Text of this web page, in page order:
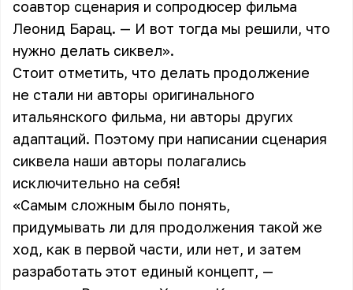
соавтор сценария и сопродюсер фильма
Леонид Барац. — И вот тогда мы решили, что
нужно делать сиквел».
Стоит отметить, что делать продолжение
не стали ни авторы оригинального
итальянского фильма, ни авторы других
адаптаций. Поэтому при написании сценария
сиквела наши авторы полагались
исключительно на себя!
«Самым сложным было понять,
придумывать ли для продолжения такой же
ход, как в первой части, или нет, и затем
разработать этот единый концепт, —